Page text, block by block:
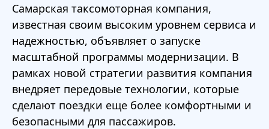
Самарская таксомоторная компания,
известная своим высоким уровнем сервиса и
надежностью, объявляет о запуске
масштабной программы модернизации. В
рамках новой стратегии развития компания
внедряет передовые технологии, которые
сделают поездки еще более комфортными и
безопасными для пассажиров.